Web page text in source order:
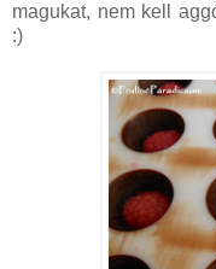
magukat, nem kell
:)